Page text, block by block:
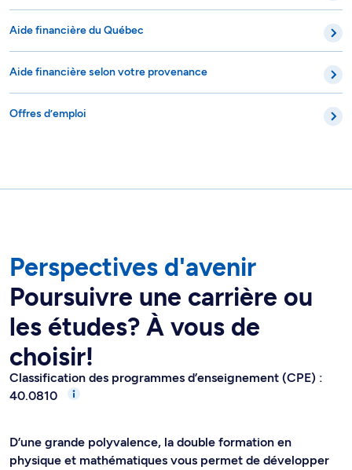
Aide financière du Québec
Aide financière selon votre provenance
Offres d’emploi
Perspectives d'avenir
Poursuivre une carrière ou
les études? À vous de
choisir!
Classification des programmes d’enseignement (CPE) :
40.0810
D’une grande polyvalence, la double formation en
physique et mathématiques vous permet de développer